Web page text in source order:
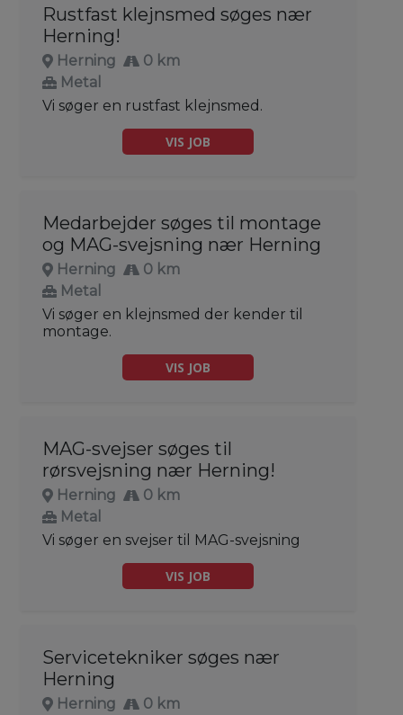
Rustfast klejnsmed søges nær
Herning!
Herning
0 km
Metal
Vi søger en rustfast klejnsmed.
VIS JOB
Medarbejder søges til montage
og MAG-svejsning nær Herning
Herning
0 km
Metal
Vi søger en klejnsmed der kender til
montage.
VIS JOB
MAG-svejser søges til
rørsvejsning nær Herning!
Herning
0 km
Metal
Vi søger en svejser til MAG-svejsning
VIS JOB
Servicetekniker søges nær
Herning
Herning
0 km